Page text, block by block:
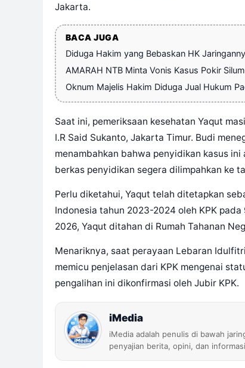
Jakarta.
BACA JUGA
Diduga Hakim yang Bebaskan HK
AMARAH NTB Minta Vonis Kasus Pokir
Oknum Majelis Hakim Diduga Jual Hukum
Saat ini, pemeriksaan kesehatan Yaqut
I.R Said Sukanto, Jakarta Timur. Budi
menambahkan bahwa penyidikan kasus
berkas penyidikan segera dilimpahkan ke
Perlu diketahui, Yaqut telah ditetapkan
Indonesia tahun 2023-2024 oleh KPK
2026, Yaqut ditahan di Rumah Tahanan
Menariknya, saat perayaan Lebaran
memicu penjelasan dari KPK mengenai
pengalihan ini dikonfirmasi oleh Jubir KPK.
iMedia
iMedia adalah penulis di bawah
penyajian berita, opini, dan